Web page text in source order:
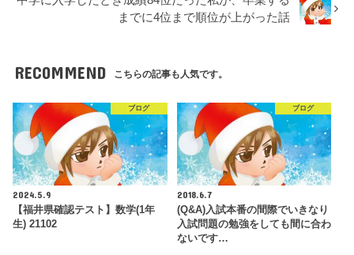
までに4位まで順位が上がった話
RECOMMEND こちらの記事も人気です。
ブログ
2024.5.9
【福井県確認テスト】数学(1年
生) 21102
ブログ
2018.6.7
(Q&A)入試本番の間際でいきなり
入試問題の勉強をしても間に合わ
ないです…